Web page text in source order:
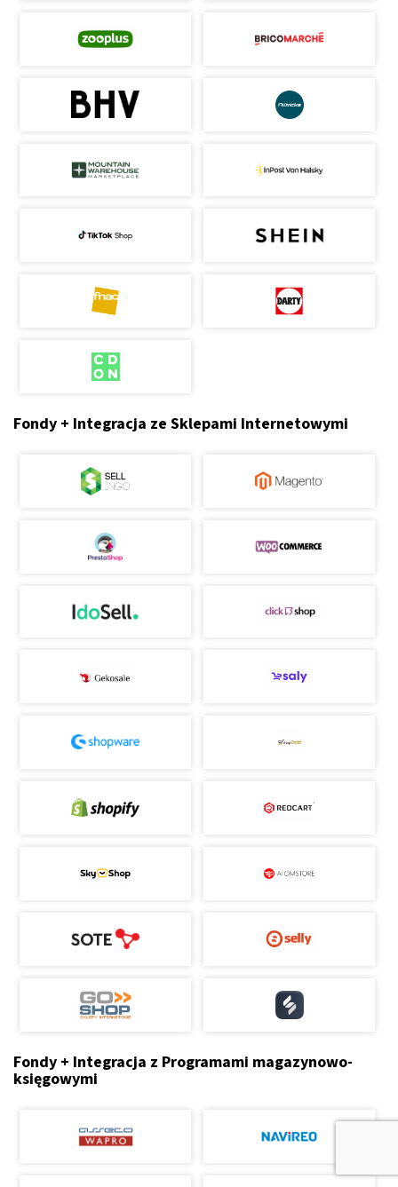
Fondy + Integracja ze Sklepami Internetowymi
Fondy + Integracja z Programami magazynowo-
księgowymi